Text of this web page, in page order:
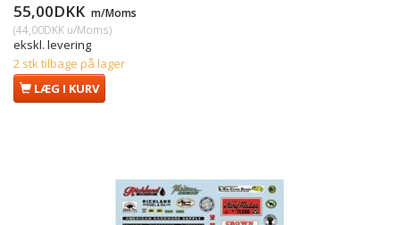
55,00DKK m/Moms
(44,00DKK u/Moms)
ekskl. levering
2 stk tilbage på lager
LÆG I KURV